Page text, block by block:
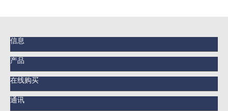
信息
产品
在线购买
通讯